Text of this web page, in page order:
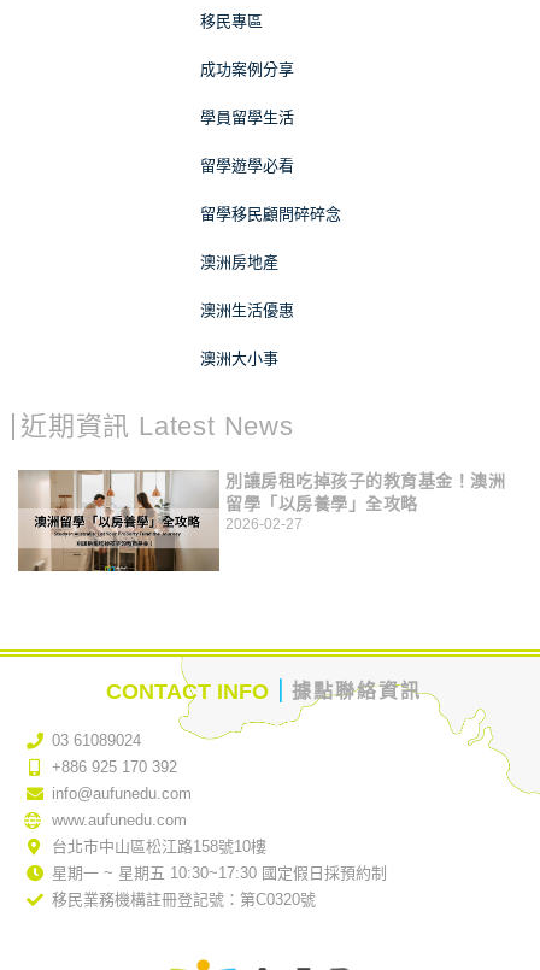
移民專區
成功案例分享
學員留學生活
留學遊學必看
留學移民顧問碎碎念
澳洲房地產
澳洲生活優惠
澳洲大小事
近期資訊 Latest News
別讓房租吃掉孩子的教育基金！澳洲
留學「以房養學」全攻略
2026-02-27
CONTACT INFO 據點聯絡資訊
03 61089024
+886 925 170 392
info@aufunedu.com
www.aufunedu.com
台北市中山區松江路158號10樓
星期一 ~ 星期五 10:30~17:30 國定假日採預約制
移民業務機構註冊登記號：第C0320號